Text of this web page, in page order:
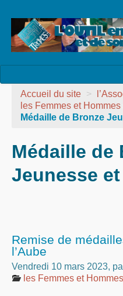
l’Association
la Vie de l’Association
Contact
Accueil du site >
les Femmes et
Médaille de Bronze
Médaille de
Jeunesse
Remise de
l’Aube
Vendredi 10 mars 2023,
les Femmes et